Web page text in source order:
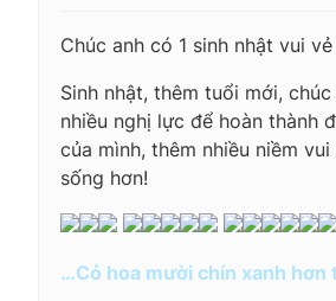
Chúc anh có 1 sinh nhật vui
Sinh nhật, thêm tuổi mới,
nhiều nghị lực để hoàn thành
của mình, thêm nhiều niềm
sống hơn!
…Cỏ hoa mười chín xanh hơn